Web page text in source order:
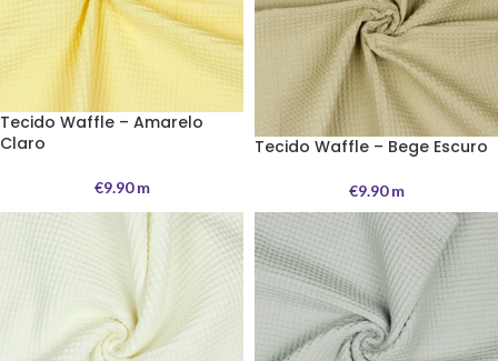
Tecido Waffle – Amarelo
Claro
€9.90m
Tecido Waffle – Bege Escuro
€9.90m